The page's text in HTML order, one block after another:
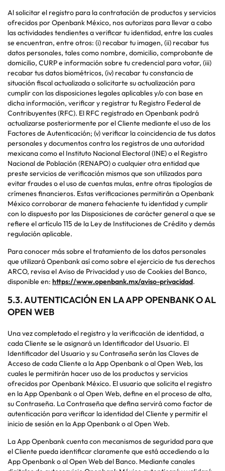
Al solicitar el registro para la contratación de productos y servicios
ofrecidos por Openbank México, nos autorizas para llevar a cabo
las actividades tendientes a verificar tu identidad, entre las cuales
se encuentran, entre otros: (i) recabar tu imagen, (ii) recabar tus
datos personales, tales como nombre, domicilio, comprobante de
domicilio, CURP e información sobre tu credencial para votar, (iii)
recabar tus datos biométricos, (iv) recabar tu constancia de
situación fiscal actualizada o solicitarte su actualización para
cumplir con las disposiciones legales aplicables y/o con base en
dicha información, verificar y registrar tu Registro Federal de
Contribuyentes (RFC). El RFC registrado en Openbank podrá
actualizarse posteriormente por el Cliente mediante el uso de los
Factores de Autenticación; (v) verificar la coincidencia de tus datos
personales y documentos contra los registros de una autoridad
mexicana como el Instituto Nacional Electoral (INE) o el Registro
Nacional de Población (RENAPO) o cualquier otra entidad que
preste servicios de verificación mismos que son utilizados para
evitar fraudes o el uso de cuentas mulas, entre otras tipologías de
crímenes financieros. Estas verificaciones permitirán a Openbank
México corroborar de manera fehaciente tu identidad y cumplir
con lo dispuesto por las Disposiciones de carácter general a que se
refiere el artículo 115 de la Ley de Instituciones de Crédito y demás
regulación aplicable.
Para conocer más sobre el tratamiento de los datos personales
que utilizará Openbank así como sobre el ejercicio de tus derechos
ARCO, revisa el Aviso de Privacidad y uso de Cookies del Banco,
disponible en: https://www.openbank.mx/aviso-privacidad.
5.3. AUTENTICACIÓN EN LA APP OPENBANK O AL
OPEN WEB
Una vez completado el registro y la verificación de identidad, a
cada Cliente se le asignará un Identificador del Usuario. El
Identificador del Usuario y su Contraseña serán las Claves de
Acceso de cada Cliente a la App Openbank o al Open Web, las
cuales le permitirán hacer uso de los productos y servicios
ofrecidos por Openbank México. El usuario que solicita el registro
en la App Openbank o al Open Web, define en el proceso de alta,
su Contraseña. La Contraseña que defina servirá como factor de
autenticación para verificar la identidad del Cliente y permitir el
inicio de sesión en la App Openbank o al Open Web.
La App Openbank cuenta con mecanismos de seguridad para que
el Cliente pueda identificar claramente que está accediendo a la
App Openbank o al Open Web del Banco. Mediante canales